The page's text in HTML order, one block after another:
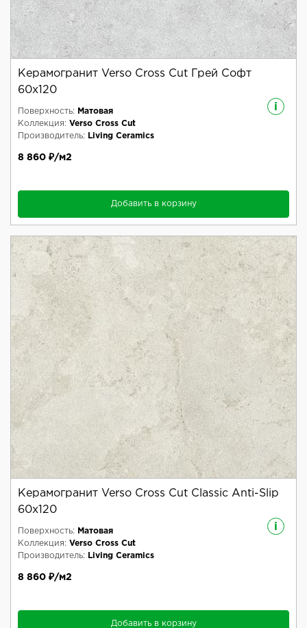
Керамогранит Verso Cross Cut Грей Софт
60x120
i
Поверхность:
Матовая
Коллекция: Verso Cross Cut
Производитель:
Living Ceramics
8 860 ₽/м2
Добавить в корзину
Керамогранит Verso Cross Cut Classic Anti-Slip
60x120
i
Поверхность:
Матовая
Коллекция: Verso Cross Cut
Производитель:
Living Ceramics
8 860 ₽/м2
Добавить в корзину